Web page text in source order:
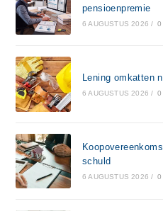
pensioenpremie
6 AUGUSTUS 2026 / 0
Lening omkatten
6 AUGUSTUS 2026 / 0
schuld
6 AUGUSTUS 2026 / 0